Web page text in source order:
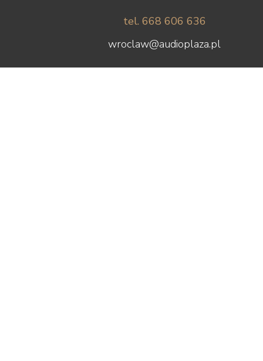
tel. 668 606 636
wroclaw@audioplaza.pl